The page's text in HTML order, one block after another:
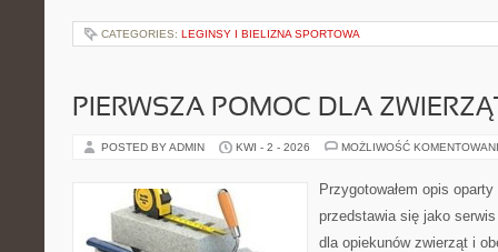
CATEGORIES: LEGINSY I BIELIZNA SPORTOWA
PIERWSZA POMOC DLA
POSTED BY ADMIN KWI - 2 - 2026 MOŻLIWOŚĆ
Przygotowałem opis
przedstawia się jako
dla opiekunów zwierząt i